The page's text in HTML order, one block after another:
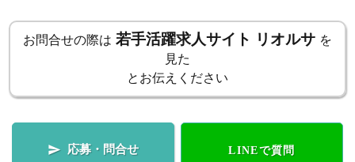
お問合せの際は 若手活躍求人サイト リオルサ を
見た
とお伝えください
 応募・問合せ LINEで質問